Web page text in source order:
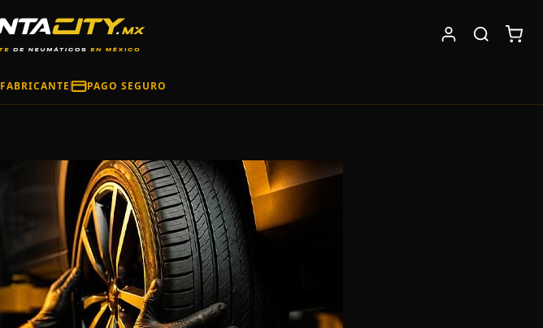
PAGO SEGURO